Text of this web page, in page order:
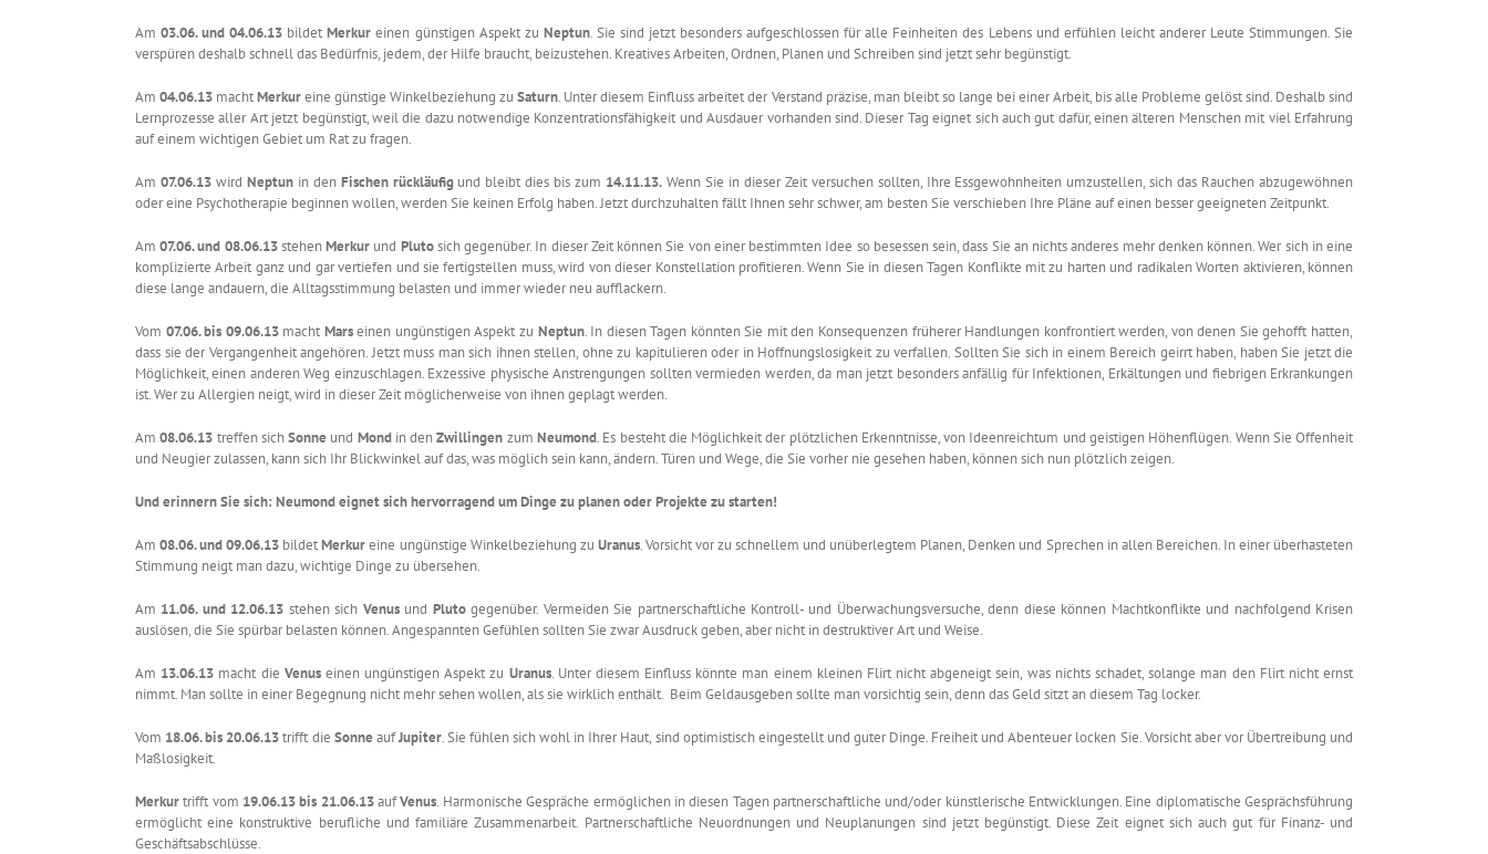
Am03.06. und 04.06.13 bildetMerkur einen günstigen Aspekt zu Neptun. Sie sind jetzt besonders aufgeschlossen für alle Feinheiten des Lebens und erfühlen leicht anderer Leute Stimmungen. Sie
verspüren deshalb schnell das Bedürfnis, jedem, der Hilfe braucht, beizustehen. Kreatives Arbeiten, Ordnen, Planen und Schreiben sind jetzt sehr begünstigt.
Am04.06.13 machtMerkureine günstige Winkelbeziehung zuSaturn. Unter diesem Einfluss arbeitet der Verstand präzise, man bleibt so lange bei einer Arbeit, bis alle Probleme gelöst sind. Deshalb sind
Lernprozesse aller Art jetzt begünstigt, weil die dazu notwendige Konzentrationsfähigkeit und Ausdauer vorhanden sind. Dieser Tag eignet sich auch gut dafür, einen älteren Menschen mit viel Erfahrung
auf einem wichtigen Gebiet um Rat zu fragen.
Am 07.06.13wird Neptun in denFischen rückläufig und bleibt dies bis zum 14.11.13. Wenn Sie in dieser Zeit versuchen sollten, Ihre Essgewohnheiten umzustellen, sich das Rauchen abzugewöhnen
oder eine Psychotherapie beginnen wollen, werden Sie keinen Erfolg haben. Jetzt durchzuhalten fällt Ihnen sehr schwer, am besten Sie verschieben Ihre Pläne auf einen besser geeigneten Zeitpunkt.
Am07.06. und 08.06.13stehenMerkur und Plutosich gegenüber. In dieser Zeit können Sie von einer bestimmten Idee so besessen sein, dass Sie an nichts anderes mehr denken können. Wer sich in eine
komplizierte Arbeit ganz und gar vertiefen und sie fertigstellen muss, wird von dieser Konstellation profitieren. Wenn Sie in diesen Tagen Konflikte mit zu harten und radikalen Worten aktivieren, können
diese lange andauern, die Alltagsstimmung belasten und immer wieder neu aufflackern.
Vom 07.06. bis 09.06.13macht Marseinen ungünstigen Aspekt zu Neptun. In diesen Tagen könnten Sie mit den Konsequenzen früherer Handlungen konfrontiert werden, von denen Sie gehofft hatten,
dass sie der Vergangenheit angehören. Jetzt muss man sich ihnen stellen, ohne zu kapitulieren oder in Hoffnungslosigkeit zu verfallen. Sollten Sie sich in einem Bereich geirrt haben, haben Sie jetzt die
Möglichkeit, einen anderen Weg einzuschlagen. Exzessive physische Anstrengungen sollten vermieden werden, da man jetzt besonders anfällig für Infektionen, Erkältungen und fiebrigen Erkrankungen
ist. Wer zu Allergien neigt, wird in dieser Zeit möglicherweise von ihnen geplagt werden.
Am08.06.13 treffen sichSonne und Mond in denZwillingen zum Neumond. Es besteht die Möglichkeit der plötzlichen Erkenntnisse, von Ideenreichtum und geistigen Höhenflügen. Wenn Sie Offenheit
und Neugier zulassen, kann sich Ihr Blickwinkel auf das, was möglich sein kann, ändern. Türen und Wege, die Sie vorher nie gesehen haben, können sich nun plötzlich zeigen.
Und erinnern Sie sich: Neumond eignet sich hervorragend um Dinge zu planen oder Projekte zu starten!
Am08.06. und 09.06.13 bildetMerkureine ungünstige Winkelbeziehung zu Uranus. Vorsicht vor zu schnellem und unüberlegtem Planen, Denken und Sprechen in allen Bereichen. In einer überhasteten
Stimmung neigt man dazu, wichtige Dinge zu übersehen.
Am 11.06. und 12.06.13 stehen sich Venusund Plutogegenüber. Vermeiden Sie partnerschaftliche Kontroll- und Überwachungsversuche, denn diese können Machtkonflikte und nachfolgend Krisen
auslösen, die Sie spürbar belasten können. Angespannten Gefühlen sollten Sie zwar Ausdruck geben, aber nicht in destruktiver Art und Weise.
Am 13.06.13 macht die Venuseinen ungünstigen Aspekt zu Uranus. Unter diesem Einfluss könnte man einem kleinen Flirt nicht abgeneigt sein, was nichts schadet, solange man den Flirt nicht ernst
nimmt. Man sollte in einer Begegnung nicht mehr sehen wollen, als sie wirklich enthält. Beim Geldausgeben sollte man vorsichtig sein, denn das Geld sitzt an diesem Tag locker.
Vom 18.06. bis 20.06.13trifft die Sonne aufJupiter. Sie fühlen sich wohl in Ihrer Haut, sind optimistisch eingestellt und guter Dinge. Freiheit und Abenteuer locken Sie. Vorsicht aber vor Übertreibung und
Maßlosigkeit.
Merkurtrifft vom 19.06.13 bis 21.06.13aufVenus. Harmonische Gespräche ermöglichen in diesen Tagen partnerschaftliche und/oder künstlerische Entwicklungen. Eine diplomatische Gesprächsführung
ermöglicht eine konstruktive berufliche und familiäre Zusammenarbeit. Partnerschaftliche Neuordnungen und Neuplanungen sind jetzt begünstigt. Diese Zeit eignet sich auch gut für Finanz- und
Geschäftsabschlüsse.